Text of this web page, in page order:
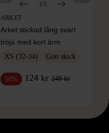
1/5
ARKET
Arket stickad lång svart
tröja med kort ärm
XS (32-34) Gott skick
50% 124 kr 249 kr